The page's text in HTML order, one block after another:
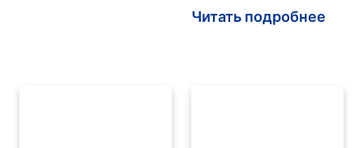
Читать подробнее